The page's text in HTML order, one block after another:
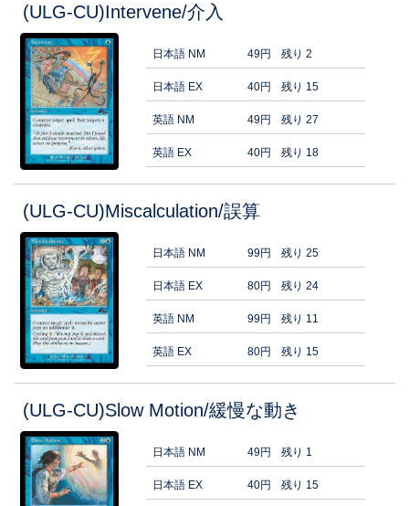
(ULG-CU)Intervene/介入
日本語 NM 49円 残り 2
日本語 EX 40円 残り 15
英語 NM 49円 残り 27
英語 EX 40円 残り 18
(ULG-CU)Miscalculation/誤算
日本語 NM 99円 残り 25
日本語 EX 80円 残り 24
英語 NM 99円 残り 11
英語 EX 80円 残り 15
(ULG-CU)Slow Motion/緩慢な動き
日本語 NM 49円 残り 1
日本語 EX 40円 残り 15